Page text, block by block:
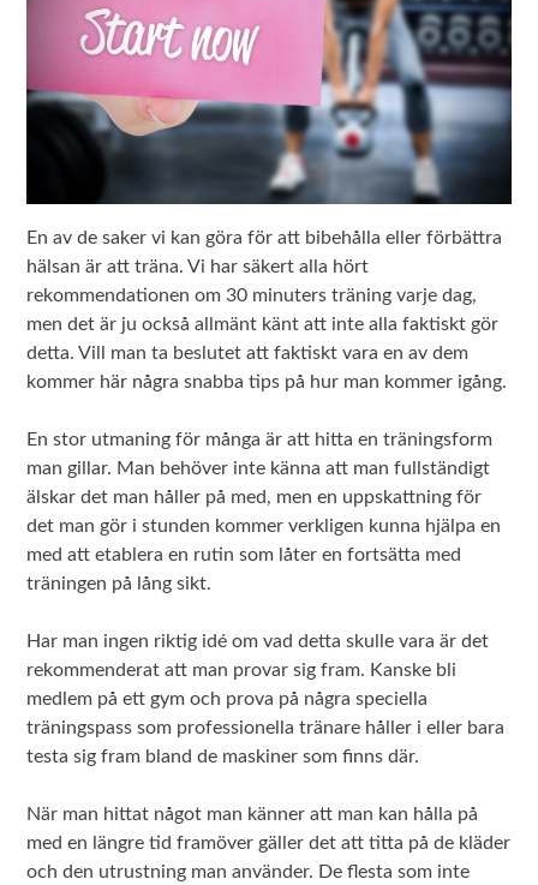
En av de saker vi kan göra för att bibehålla eller förbättra
hälsan är att träna. Vi har säkert alla hört
rekommendationen om 30 minuters träning varje dag,
men det är ju också allmänt känt att inte alla faktiskt gör
detta. Vill man ta beslutet att faktiskt vara en av dem
kommer här några snabba tips på hur man kommer igång.
En stor utmaning för många är att hitta en träningsform
man gillar. Man behöver inte känna att man fullständigt
älskar det man håller på med, men en uppskattning för
det man gör i stunden kommer verkligen kunna hjälpa en
med att etablera en rutin som låter en fortsätta med
träningen på lång sikt.
Har man ingen riktig idé om vad detta skulle vara är det
rekommenderat att man provar sig fram. Kanske bli
medlem på ett gym och prova på några speciella
träningspass som professionella tränare håller i eller bara
testa sig fram bland de maskiner som finns där.
När man hittat något man känner att man kan hålla på
med en längre tid framöver gäller det att titta på de kläder
och den utrustning man använder. De flesta som inte